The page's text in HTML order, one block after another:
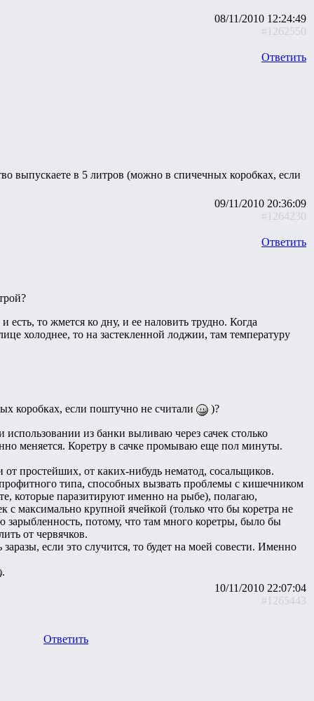
08/11/2010 12:24:49
#1262550
Ответить
выпускаете в 5 литров (можно в спичечных коробках, если
09/11/2010 20:36:09
#1264230
Ответить
то жмется ко дну, и ее наловить трудно. Когда
холоднее, то на застекленной лоджии, там температуру
коробках, если поштучно не считали )?
из банки выливаю через сачек столько
меняется. Коретру в сачке промываю еще пол минуты.
простейших, от каких-нибудь нематод, сосальщиков.
типа, способных вызвать проблемы с кишечником
которые паразитируют именно на рыбе), полагаю,
с максимально крупной ячейкой (только что бы коретра не
потому, что там много коретры, было бы
от червячков.
если это случится, то будет на моей совести. Именно
.
10/11/2010 22:07:04
#1265443
Ответить